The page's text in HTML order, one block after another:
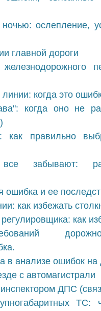
ослепление,
главной дороги
когда это
когда оно не
как правильно
забывают:
ошибка и ее
как избежать
как
в анализе ошибок на
с автомагистрали
ДПС
ТС: